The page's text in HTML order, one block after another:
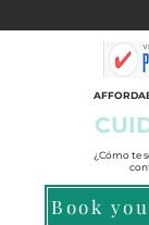
¿Cómo te